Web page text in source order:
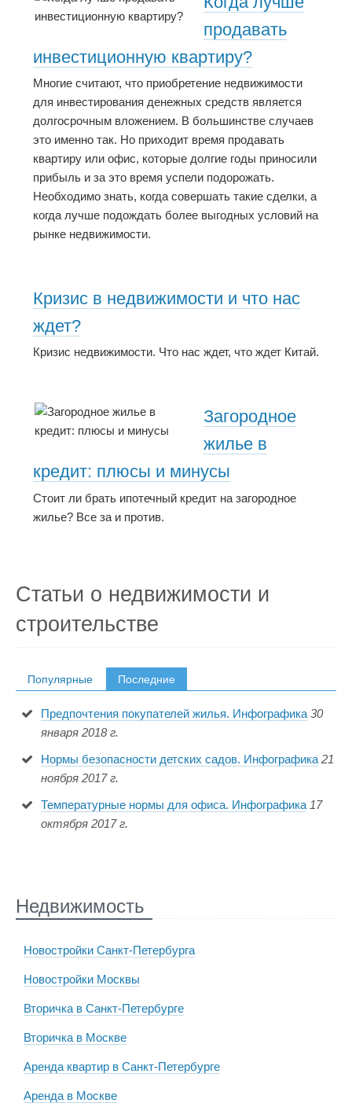
продавать
инвестиционную квартиру?
Многие считают, что приобретение недвижимости
для инвестирования денежных средств является
долгосрочным вложением. В большинстве случаев
это именно так. Но приходит время продавать
квартиру или офис, которые долгие годы приносили
прибыль и за это время успели подорожать.
Необходимо знать, когда совершать такие сделки, а
когда лучше подождать более выгодных условий на
рынке недвижимости.
Кризис в недвижимости и что нас
ждет?
Кризис недвижимости. Что нас ждет, что ждет Китай.
Загородное
жилье в
кредит: плюсы и минусы
Стоит ли брать ипотечный кредит на загородное
жилье? Все за и против.
Статьи о недвижимости и
строительстве
Популярные Последние
Предпочтения покупателей жилья. Инфографика 30
января 2018 г.
Нормы безопасности детских садов. Инфографика 21
ноября 2017 г.
Температурные нормы для офиса. Инфографика 17
октября 2017 г.
Недвижимость
Новостройки Санкт-Петербурга
Новостройки Москвы
Вторичка в Санкт-Петербурге
Вторичка в Москве
Аренда квартир в Санкт-Петербурге
Аренда в Москве